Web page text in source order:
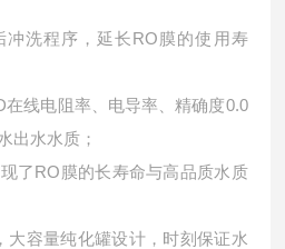
冲洗程序，延长RO膜的使用寿
在线电阻率、电导率、精确度0.0
出水水质；
了RO膜的长寿命与高品质水质
大容量纯化罐设计，时刻保证水